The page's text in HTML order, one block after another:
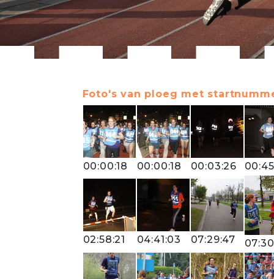
Foto's van ploeg met
00:00:18 00:00:18 00:03:26
02:58:21 04:41:03 07:29:47